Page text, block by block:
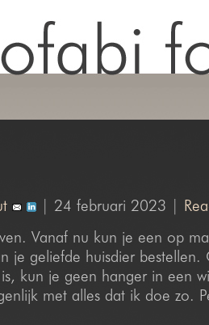
| 24 februari 2023 |
Vanaf nu kun je een op
je geliefde huisdier bestellen.
kun je geen hanger in een
met alles dat ik doe zo.